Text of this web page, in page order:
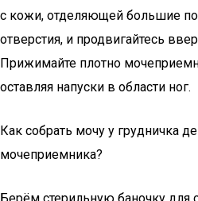
с кожи, отделяющей большие
отверстия, и продвигайтесь
Прижимайте плотно
оставляя напуски в области ног.
Как собрать мочу у грудничка
мочеприемника?